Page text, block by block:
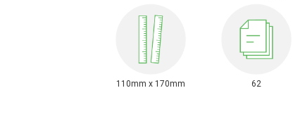
110mm x 170mm 62